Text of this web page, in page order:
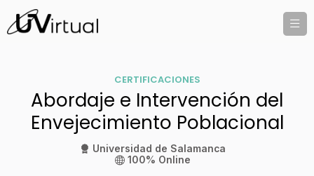
CERTIFICACIONES
Abordaje e Intervención del
Envejecimiento Poblacional
Universidad de Salamanca
100% Online